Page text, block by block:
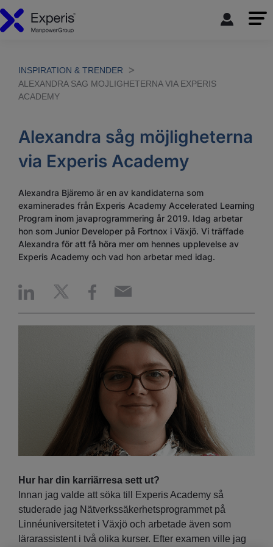
INSPIRATION & TRENDER
ALEXANDRA SAG MOJLIGHETERNA VIA EXPERIS
ACADEMY
Alexandra såg möjligheterna
via Experis Academy
Alexandra Bjäremo är en av kandidaterna som
examinerades från Experis Academy Accelerated Learning
Program inom javaprogrammering år 2019. Idag arbetar
hon som Junior Developer på Fortnox i Växjö. Vi träffade
Alexandra för att få höra mer om hennes upplevelse av
Experis Academy och vad hon arbetar med idag.
Hur har din karriärresa sett ut?
Innan jag valde att söka till Experis Academy så
studerade jag Nätverkssäkerhetsprogrammet på
Linnéuniversitetet i Växjö och arbetade även som
lärarassistent i två olika kurser. Efter examen ville jag